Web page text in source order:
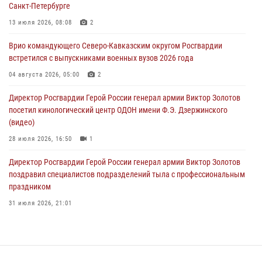
тиражи газет
09 августа 2026, 05:00
Росгвардейцы провели занятие по стрелковой подготовке для
воспитанников Центра детского, юношеского туризма и
краеведения Луганской Народной Республики
Санкт-Петербурге
13 июля 2026, 08:08 2
Врио командующего Северо-Кавказским округом Росгвардии
встретился с выпускниками военных вузов 2026 года
04 августа 2026, 05:00 2
Директор Росгвардии Герой России генерал армии Виктор Золотов
посетил кинологический центр ОДОН имени Ф.Э. Дзержинского
(видео)
28 июля 2026, 16:50 1
Директор Росгвардии Герой России генерал армии Виктор Золотов
поздравил специалистов подразделений тыла с профессиональным
праздником
31 июля 2026, 21:01